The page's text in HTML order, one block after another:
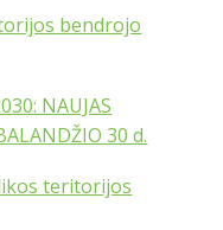
bendrojo
NAUJAS
30 d.
teritorijos